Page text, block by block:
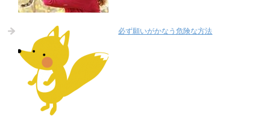
必ず願いがかなう危険な方法